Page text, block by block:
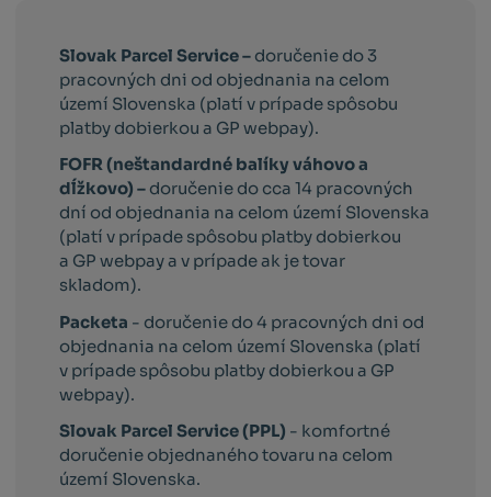
Slovak Parcel Service – doručenie do 3
pracovných dni od objednania na celom
území Slovenska (platí v prípade spôsobu
platby dobierkou a GP webpay).
FOFR (neštandardné balíky váhovo a
dĺžkovo) – doručenie do cca 14 pracovných
dní od objednania na celom území Slovenska
(platí v prípade spôsobu platby dobierkou
a GP webpay a v prípade ak je tovar
skladom).
Packeta - doručenie do 4 pracovných dni od
objednania na celom území Slovenska (platí
v prípade spôsobu platby dobierkou a GP
webpay).
Slovak Parcel Service (PPL) - komfortné
doručenie objednaného tovaru na celom
území Slovenska.